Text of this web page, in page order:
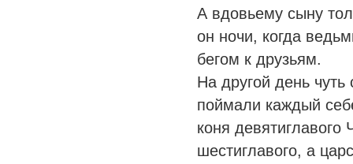
А вдовьему сыну
он ночи, когда
бегом к друзьям.
На другой день
поймали каждый
коня
шестиглавого, а